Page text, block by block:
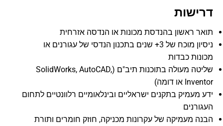
דרישות
תואר ראשון בהנדסת מכונות או הנדסה אזרחית
ניסיון מוכח של 3+ שנים בתכנון הנדסי של עגורנים או
מכונות כבדות
שליטה מעולה בתוכנות תיב"ם (SolidWorks, AutoCAD,
Inventor או דומה)
ידע מעמיק בתקנים ישראליים ובינלאומיים רלוונטיים לתחום
העגורנים
הבנה מעמיקה של עקרונות מכניקה, חוזק חומרים ותורת